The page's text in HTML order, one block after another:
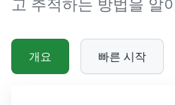
고 추적하는 방법을 알
개요 빠른 시작